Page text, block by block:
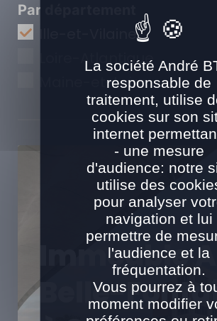
Par département
Ille-et-Vilaine
Loire-Atlantique
Maine-et-Loire
Immeuble
Belle-
La société André
responsable de
traitement, utilise
cookies sur son
internet
- une mesure
d'audience: notre
utilise des
pour analyser
navigation et lui
permettre de
l'audience et la
fréquentation.
Vous pourrez à
moment modifier